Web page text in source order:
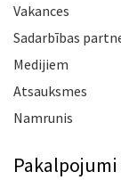
Vakances
Sadarbības
Medijiem
Atsauksmes
Namrunis
Pakalpojumi